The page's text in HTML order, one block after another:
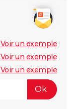
Voir un exemple
Voir un exemple
Voir un exemple